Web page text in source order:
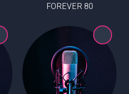
80 FOREVER